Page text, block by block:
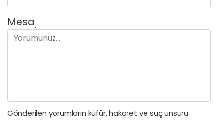
Mesaj
Gönderilen yorumların küfür, hakaret ve suç unsuru